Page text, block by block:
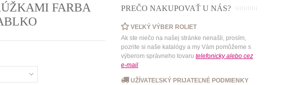
FARBA
PREČO NAKUPOVAŤ U NÁS?
VEĽKÝ VÝBER ROLIET
Ak ste niečo na našej stránke nenašli, prosím,
pozrite si naše katalógy a my Vám pomôžeme s
výberom správneho tovaru telefonicky alebo cez
e-mail
UŽÍVATEĽSKÝ PRIJATEĽNÉ PODMIENKY